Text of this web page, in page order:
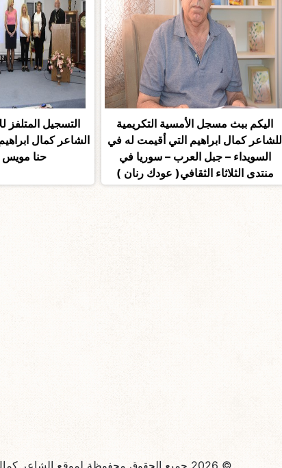
اليكم ببث مسجل الأمسية التكريمية
للشاعر كمال ابراهيم التي أقيمت له في
السويداء – جبل العرب – سوريا في
منتدى الثلاثاء الثقافي( عودك رنان )
التسجيل المتلفز
الشاعر كمال
حنا مويس
© 2026 جميع الحقوق محفوظة لموقع الشاعر كمال ابراهيم